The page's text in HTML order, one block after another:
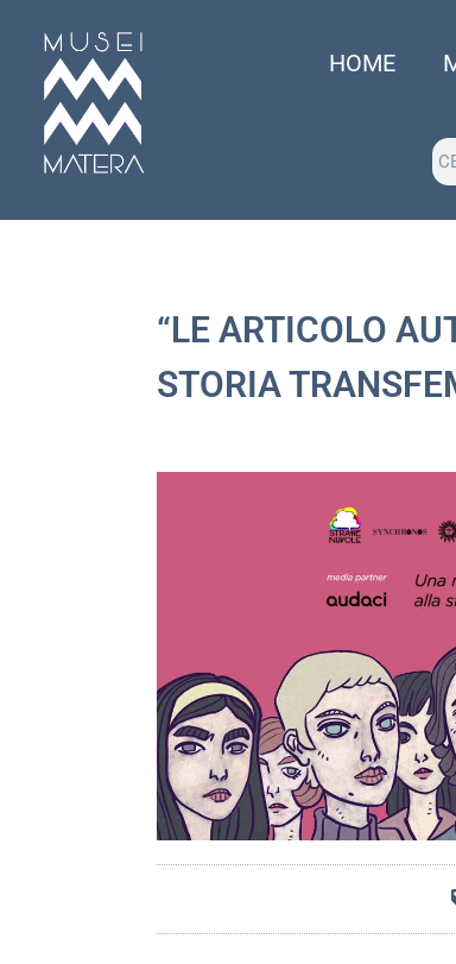
HOME
“LE ARTICOLO
STORIA